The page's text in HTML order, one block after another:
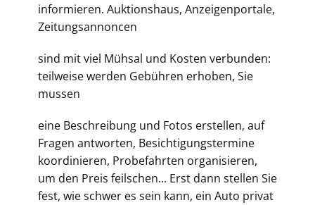
informieren. Auktionshaus, Anzeigenportale,
Zeitungsannoncen
sind mit viel Mühsal und Kosten verbunden:
teilweise werden Gebühren erhoben, Sie
mussen
eine Beschreibung und Fotos erstellen, auf
Fragen antworten, Besichtigungstermine
koordinieren, Probefahrten organisieren,
um den Preis feilschen... Erst dann stellen Sie
fest, wie schwer es sein kann, ein Auto privat